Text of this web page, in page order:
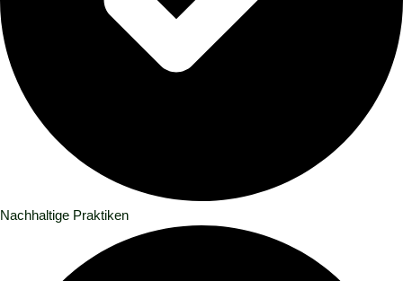
Nachhaltige Praktiken